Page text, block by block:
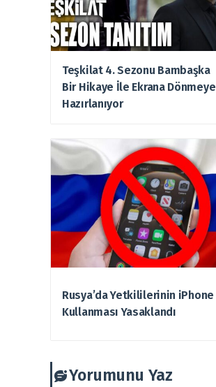
Teşkilat 4. Sezonu Bambaşka
Bir Hikaye İle Ekrana Dönmeye
Hazırlanıyor
Rusya’da Yetkililerinin iPhone
Kullanması Yasaklandı
Yorumunu Yaz